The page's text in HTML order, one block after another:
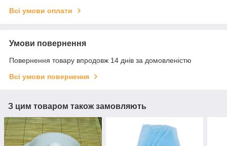
Всі умови оплати
Умови повернення
Повернення товару впродовж 14 днів за домовленістю
Всі умови повернення
З цим товаром також замовляють